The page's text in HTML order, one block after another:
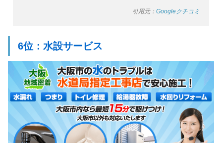
引用元： Googleクチコミ
6位：水設サービス